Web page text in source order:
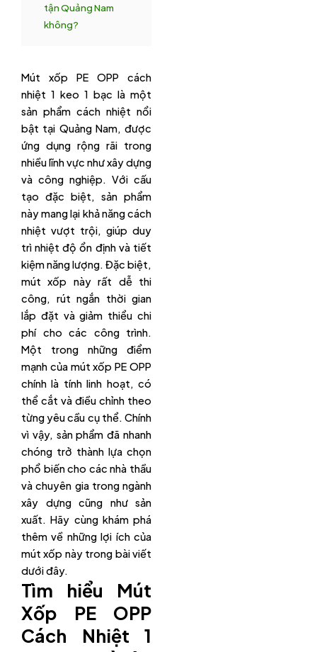
tận Quảng Nam
không?
Mút xốp PE OPP cách
nhiệt 1 keo 1 bạc là một
sản phẩm cách nhiệt nổi
bật tại Quảng Nam, được
ứng dụng rộng rãi trong
nhiều lĩnh vực như xây dựng
và công nghiệp. Với cấu
tạo đặc biệt, sản phẩm
này mang lại khả năng cách
nhiệt vượt trội, giúp duy
trì nhiệt độ ổn định và tiết
kiệm năng lượng. Đặc biệt,
mút xốp này rất dễ thi
công, rút ngắn thời gian
lắp đặt và giảm thiểu chi
phí cho các công trình.
Một trong những điểm
mạnh của mút xốp PE OPP
chính là tính linh hoạt, có
thể cắt và điều chỉnh theo
từng yêu cầu cụ thể. Chính
vì vậy, sản phẩm đã nhanh
chóng trở thành lựa chọn
phổ biến cho các nhà thầu
và chuyên gia trong ngành
xây dựng cũng như sản
xuất. Hãy cùng khám phá
thêm về những lợi ích của
mút xốp này trong bài viết
dưới đây.
Tìm hiểu Mút
Xốp PE OPP
Cách Nhiệt 1